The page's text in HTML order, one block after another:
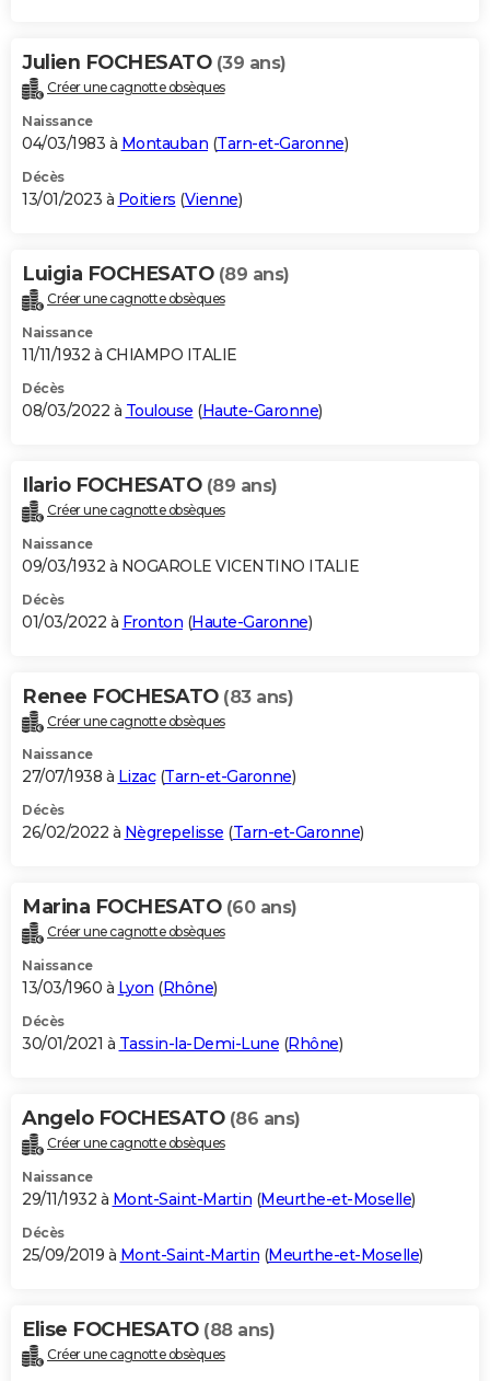
Julien FOCHESATO (39 ans)
Créer une cagnotte obsèques
Naissance
04/03/1983 à Montauban (Tarn-et-Garonne)
Décès
13/01/2023 à Poitiers (Vienne)
Luigia FOCHESATO (89 ans)
Créer une cagnotte obsèques
Naissance
11/11/1932 à CHIAMPO ITALIE
Décès
08/03/2022 à Toulouse (Haute-Garonne)
Ilario FOCHESATO (89 ans)
Créer une cagnotte obsèques
Naissance
09/03/1932 à NOGAROLE VICENTINO ITALIE
Décès
01/03/2022 à Fronton (Haute-Garonne)
Renee FOCHESATO (83 ans)
Créer une cagnotte obsèques
Naissance
27/07/1938 à Lizac(Tarn-et-Garonne)
Décès
26/02/2022 à Nègrepelisse (Tarn-et-Garonne)
Marina FOCHESATO (60 ans)
Créer une cagnotte obsèques
Naissance
13/03/1960 à Lyon (Rhône)
Décès
30/01/2021 à Tassin-la-Demi-Lune (Rhône)
Angelo FOCHESATO (86 ans)
Créer une cagnotte obsèques
Naissance
29/11/1932 à Mont-Saint-Martin (Meurthe-et-Moselle)
Décès
25/09/2019 à Mont-Saint-Martin (Meurthe-et-Moselle)
Elise FOCHESATO (88 ans)
Créer une cagnotte obsèques